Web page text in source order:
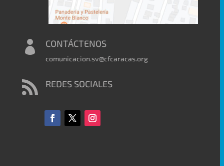
 CONTÁCTENOS
comunicacion.sv@cfcaracas.org
 REDES SOCIALES